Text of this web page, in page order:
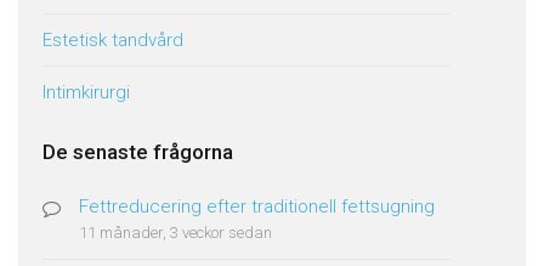
Estetisk tandvård
Intimkirurgi
De senaste frågorna
Fettreducering efter traditionell fettsugning
11 månader, 3 veckor sedan